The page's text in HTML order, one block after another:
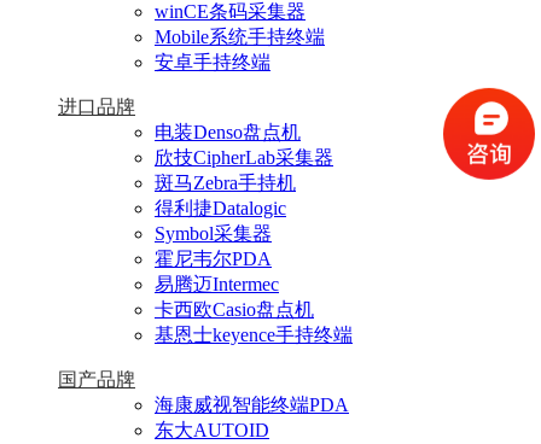
winCE条码采集器
Mobile系统手持终端
安卓手持终端
进口品牌
电装Denso盘点机
欣技CipherLab采集器
斑马Zebra手持机
得利捷Datalogic
Symbol采集器
霍尼韦尔PDA
易腾迈Intermec
卡西欧Casio盘点机
基恩士keyence手持终端
国产品牌
海康威视智能终端PDA
东大AUTOID